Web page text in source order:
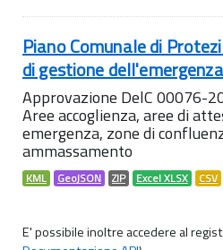
Piano Comunale di
di gestione
Approvazione DelC 00076-
Aree accoglienza, aree di
emergenza, zone di
ammassamento
KML GeoJSON ZIP Excel XLSX CSV
E' possibile inoltre accedere al